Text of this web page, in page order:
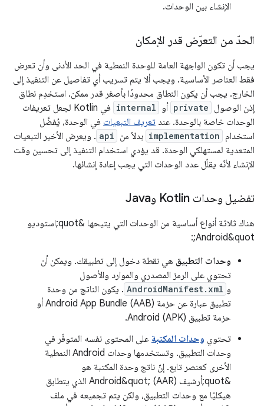
الإنشاء بين الوحدات.
الحدّ من التعرّض قدر الإمكان
يجب أن تكون الواجهة العامة للوحدة النمطية في الحد الأدنى وأن تعرض
فقط العناصر الأساسية. ويجب ألا يتم تسريب أي تفاصيل عن التنفيذ إلى
الخارج. يجب أن يكون النطاق محدودًا بأصغر قدر ممكن. استخدِم نطاق
إذن الوصول private أو internal
في Kotlin لجعل تعريفات
الوحدات خاصة بالوحدة. عند تعريف التبعيات في الوحدة، يُفضَّل
استخدام implementation بدلاً من api . ويعرض الأخير التبعيات
المتعدية لمستهلكي الوحدة. قد يؤدي استخدام التنفيذ إلى تحسين وقت
الإنشاء لأنّه يقلّل عدد الوحدات التي يجب إعادة إنشائها.
تفضيل وحدات Kotlin وJava
هناك ثلاثة أنواع أساسية من الوحدات التي يتيحها &quot;استوديو
Android&quot;:
وحدات التطبيق هي نقطة دخول إلى تطبيقك. ويمكن أن
تحتوي على الرمز المصدري والموارد والأصول
و AndroidManifest.xml . يكون الناتج من وحدة
تطبيق عبارة عن حزمة Android App Bundle (AAB) أو
حزمة تطبيق Android (APK).
تحتوي وحدات المكتبة على المحتوى نفسه المتوفّر في
وحدات التطبيق. وتستخدمها وحدات Android النمطية
الأخرى كعنصر تابع. إنّ ناتج وحدة المكتبة هو
&quot;أرشيف Android&quot; (AAR) الذي يتطابق
هيكليًا مع وحدات التطبيق، ولكن يتم تجميعه في ملف